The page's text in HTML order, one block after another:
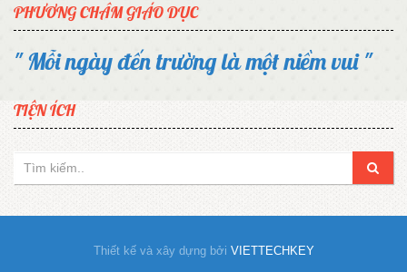
PHƯƠNG CHÂM GIÁO DỤC
" Mỗi ngày đến trường là một niềm vui "
TIỆN ÍCH
Thiết kế và xây dựng bởi VIETTECHKEY